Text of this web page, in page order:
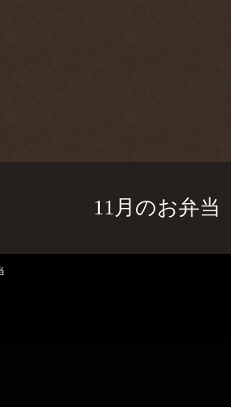
11月のお弁当